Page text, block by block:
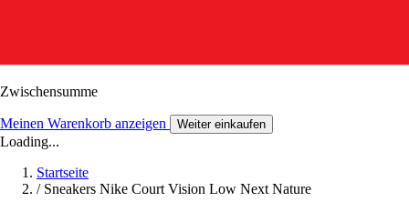
Zwischensumme
Meinen Warenkorb anzeigen Weiter einkaufen
Loading...
Startseite
/ Sneakers Nike Court Vision Low Next Nature